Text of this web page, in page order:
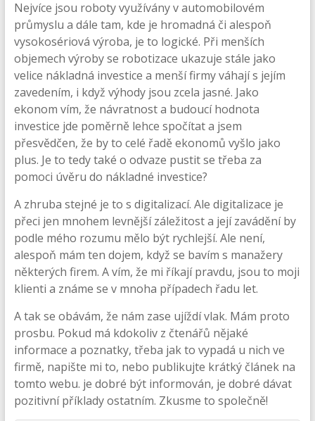
Nejvíce jsou roboty využívány v automobilovém
průmyslu a dále tam, kde je hromadná či alespoň
vysokosériová výroba, je to logické. Při menších
objemech výroby se robotizace ukazuje stále jako
velice nákladná investice a menší firmy váhají s jejím
zavedením, i když výhody jsou zcela jasné. Jako
ekonom vím, že návratnost a budoucí hodnota
investice jde poměrně lehce spočítat a jsem
přesvědčen, že by to celé řadě ekonomů vyšlo jako
plus. Je to tedy také o odvaze pustit se třeba za
pomoci úvěru do nákladné investice?
A zhruba stejné je to s digitalizací. Ale digitalizace je
přeci jen mnohem levnější záležitost a její zavádění by
podle mého rozumu mělo být rychlejší. Ale není,
alespoň mám ten dojem, když se bavím s manažery
některých firem. A vím, že mi říkají pravdu, jsou to moji
klienti a známe se v mnoha případech řadu let.
A tak se obávám, že nám zase ujíždí vlak. Mám proto
prosbu. Pokud má kdokoliv z čtenářů nějaké
informace a poznatky, třeba jak to vypadá u nich ve
firmě, napište mi to, nebo publikujte krátký článek na
tomto webu. je dobré být informován, je dobré dávat
pozitivní příklady ostatním. Zkusme to společně!